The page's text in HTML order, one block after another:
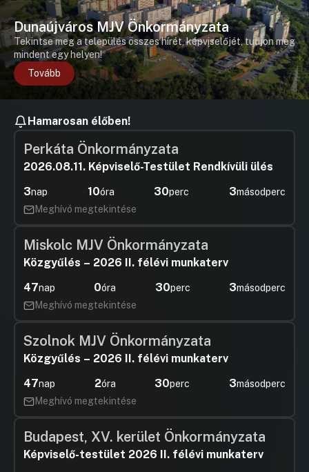
Kft. könyvvizsgálója megbízási díja
módosítása
HozzászólásokUgrás a napirendi pontra
Tóth
Dunaújváros MJV Önkormányzata
Tekintse meg a település összes hírét, képviselőjét, tudjon meg
mindent egy helyen!
Tovább
Hamarosan élőben!
Perkáta Önkormányzata
2026.08.11. Képviselő-Testület Rendkívüli ülés
3nap 10óra 30perc 1másodperc
Meghívó megtekintése
Miskolc MJV Önkormányzata
Közgyűlés – 2026 II. félévi munkaterv
47nap 0óra 30perc 3másodperc
Meghívó megtekintése
Szolnok MJV Önkormányzata
Közgyűlés – 2026 II. félévi munkaterv
47nap 2óra 30perc 3másodperc
Meghívó megtekintése
Budapest, XV. kerület Önkormányzata
Képviselő-testület 2026 II. félévi munkaterv